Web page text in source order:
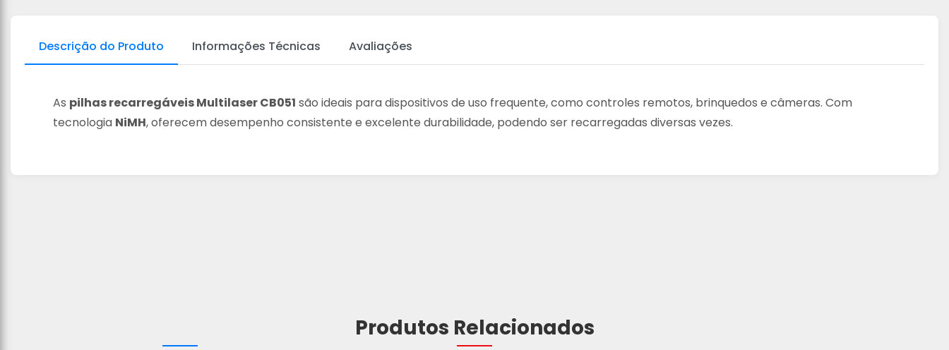
Descrição do Produto Informações Técnicas Avaliações
As pilhas recarregáveis Multilaser CB051 são ideais para dispositivos de uso frequente, como controles remotos, brinquedos e câmeras. Com
tecnologia NiMH, oferecem desempenho consistente e excelente durabilidade, podendo ser recarregadas diversas vezes.
Produtos Relacionados